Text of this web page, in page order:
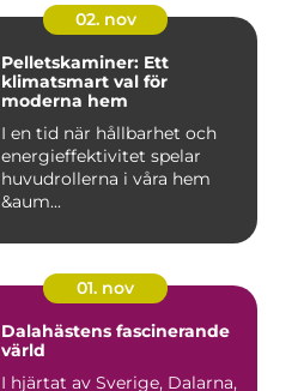
02. nov
Pelletskaminer: Ett
klimatsmart val för
moderna hem
I en tid när hållbarhet och
energieffektivitet spelar
huvudrollerna i våra hem
&aum...
01. nov
Dalahästens fascinerande
värld
I hjärtat av Sverige, Dalarna,